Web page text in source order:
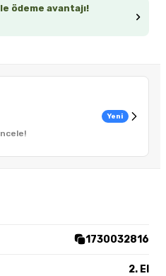
ödeme avantajı!
Yeni
1730032816
2. El